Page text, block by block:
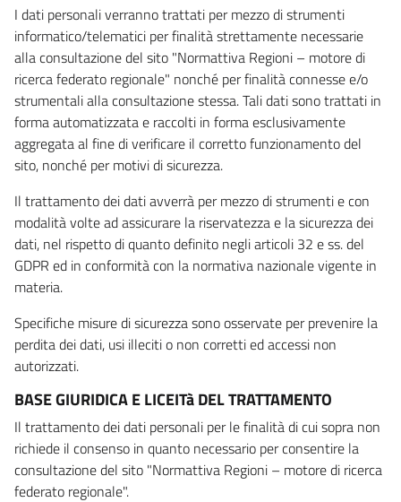
I dati personali verranno trattati per mezzo di strumenti
informatico/telematici per finalità strettamente necessarie
alla consultazione del sito "Normattiva Regioni – motore di
ricerca federato regionale" nonché per finalità connesse e/o
strumentali alla consultazione stessa. Tali dati sono trattati in
forma automatizzata e raccolti in forma esclusivamente
aggregata al fine di verificare il corretto funzionamento del
sito, nonché per motivi di sicurezza.
Il trattamento dei dati avverrà per mezzo di strumenti e con
modalità volte ad assicurare la riservatezza e la sicurezza dei
dati, nel rispetto di quanto definito negli articoli 32 e ss. del
GDPR ed in conformità con la normativa nazionale vigente in
materia.
Specifiche misure di sicurezza sono osservate per prevenire la
perdita dei dati, usi illeciti o non corretti ed accessi non
autorizzati.
BASE GIURIDICA E LICEITà DEL TRATTAMENTO
Il trattamento dei dati personali per le finalità di cui sopra non
richiede il consenso in quanto necessario per consentire la
consultazione del sito "Normattiva Regioni – motore di ricerca
federato regionale".